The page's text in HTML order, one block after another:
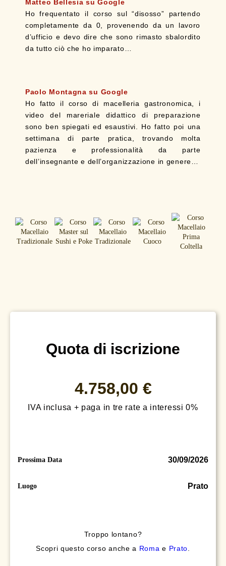
Matteo Bellesia su Google
Ho frequentato il corso sul “disosso” partendo
completamente da 0, provenendo da un lavoro
d’ufficio e devo dire che sono rimasto sbalordito
da tutto ciò che ho imparato…
Paolo Montagna su Google
Ho fatto il corso di macelleria gastronomica, i
video del mareriale didattico di preparazione
sono ben spiegati ed esaustivi. Ho fatto poi una
settimana di parte pratica, trovando molta
pazienza e professionalità da parte
dell’insegnante e dell’organizzazione in genere…
Quota di iscrizione
4.758,00 €
IVA inclusa + paga in tre rate a interessi 0%
Prossima Data 30/09/2026
Luogo Prato
Troppo lontano?
Scopri questo corso anche a Romae Prato